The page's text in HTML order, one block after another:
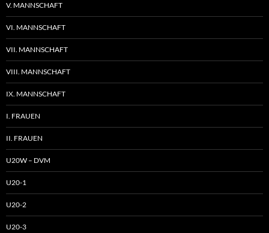
V. MANNSCHAFT
VI. MANNSCHAFT
VII. MANNSCHAFT
VIII. MANNSCHAFT
IX. MANNSCHAFT
I. FRAUEN
II. FRAUEN
U20W – DVM
U20-1
U20-2
U20-3